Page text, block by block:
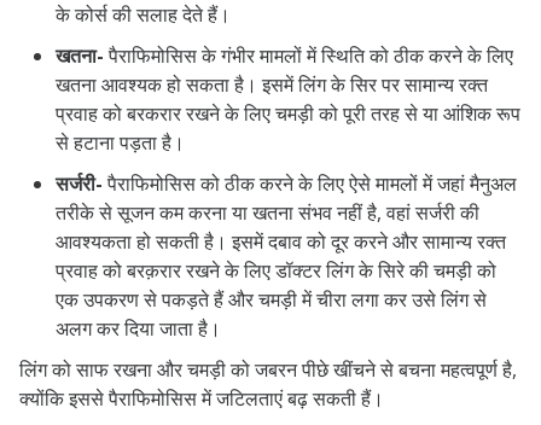
के कोर्स की सलाह देते हैं।
खतना-पैराफिमोसिस के गंभीर मामलों में स्थिति को ठीक करने के लिए
खतना आवश्यक हो सकता है। इसमें लिंग के सिर पर सामान्य रक्त
प्रवाह को बरकरार रखने के लिए चमड़ी को पूरी तरह से या आंशिक रूप
से हटाना पड़ता है।
सर्जरी-पैराफिमोसिस को ठीक करने के लिए ऐसे मामलों में जहां मैनुअल
तरीके से सूजन कम करना या खतना संभव नहीं है, वहां सर्जरी की
आवश्यकता हो सकती है। इसमें दबाव को दूर करने और सामान्य रक्त
प्रवाह को बरक़रार रखने के लिए डॉक्टर लिंग के सिरे की चमड़ी को
एक उपकरण से पकड़ते हैं और चमड़ी में चीरा लगा कर उसे लिंग से
अलग कर दिया जाता है।
लिंग को साफ रखना और चमड़ी को जबरन पीछे खींचने से बचना महत्वपूर्ण है,
क्योंकि इससे पैराफिमोसिस में जटिलताएं बढ़ सकती हैं।